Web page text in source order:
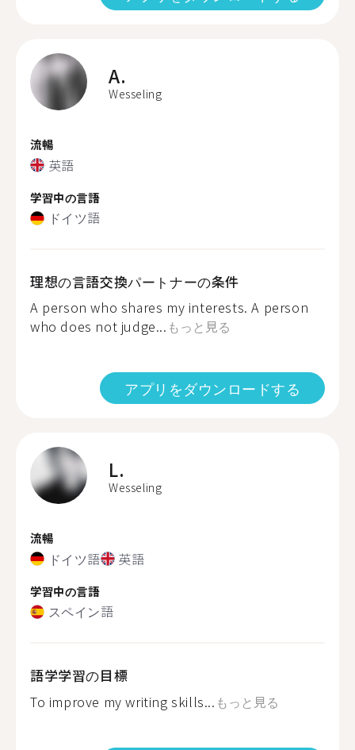
A.
Wesseling
流暢
英語
学習中の言語
ドイツ語
理想の言語交換パートナーの条件
A person who shares my interests. A person
who does not judge... もっと見る
アプリをダウンロードする
L.
Wesseling
流暢
ドイツ語 英語
学習中の言語
スペイン語
語学学習の目標
To improve my writing skills... もっと見る